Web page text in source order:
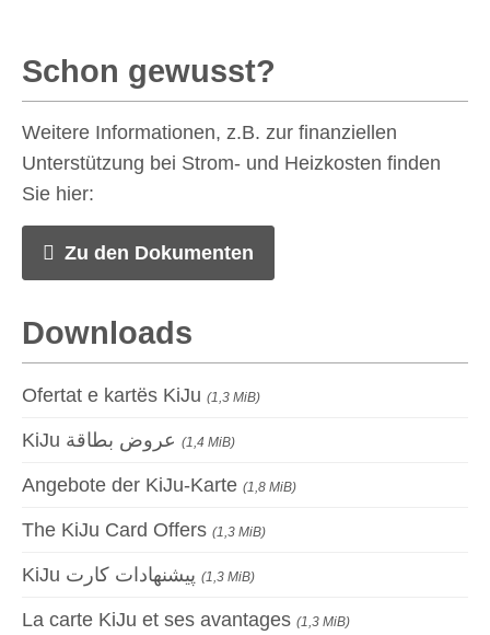
Schon gewusst?
Weitere Informationen, z.B. zur finanziellen
Unterstützung bei Strom- und Heizkosten finden
Sie hier:
Zu den Dokumenten
Downloads
Ofertat e kartës KiJu (1,3 MiB)
(1,4 MiB)
Angebote der KiJu-Karte (1,8 MiB)
The KiJu Card Offers (1,3 MiB)
(1,3 MiB)
La carte KiJu et ses avantages (1,3 MiB)